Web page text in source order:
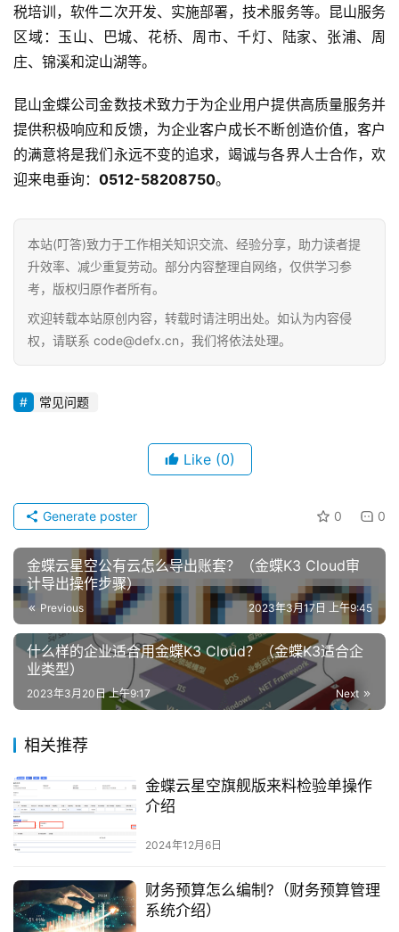
首
e
f
X
分
类
快
讯
问
Sign in Sign up
税培训，软件二次开发、实施部署，技术服务等。昆山服务
区域：玉山、巴城、花桥、周市、千灯、陆家、张浦、周
庄、锦溪和淀山湖等。
昆山金蝶公司金数技术致力于为企业用户提供高质量服务并
提供积极响应和反馈，为企业客户成长不断创造价值，客户
的满意将是我们永远不变的追求，竭诚与各界人士合作，欢
迎来电垂询： 0512-58208750。
本站(叮答)致力于工作相关知识交流、经验分享，助力读者提
升效率、减少重复劳动。部分内容整理自网络，仅供学习参
考，版权归原作者所有。
欢迎转载本站原创内容，转载时请注明出处。如认为内容侵
权，请联系 code@defx.cn，我们将依法处理。
常见问题
Like (0)
0 0
Generate poster
金蝶云星空公有云怎么导出账套？（金蝶K3 Cloud审
计导出操作步骤）
Previous 2023年3月17日 上午9:45
什么样的企业适合用金蝶K3 Cloud？（金蝶K3适合企
业类型）
Next
2023年3月20日 上午9:17
相关推荐
金蝶云星空旗舰版来料检验单操作
介绍
2024年12月6日
财务预算怎么编制?（财务预算管理
系统介绍）